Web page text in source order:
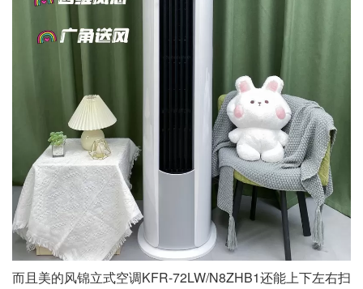
而且美的风锦立式空调KFR-72LW/N8ZHB1还能上下左右扫